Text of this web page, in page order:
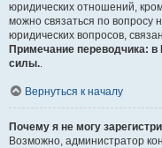
юридических отношений,
можно связаться по вопросу
юридических вопросов,
Примечание переводчика:
силы..
Вернуться к началу
Почему я не могу
Возможно, администратор